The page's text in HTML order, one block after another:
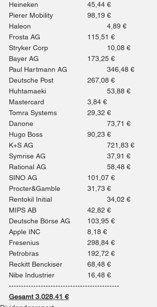
Heineken 			45,44 €
Pierer Mobility 		98,19 €
Haleon 				4,89 €
Frosta AG 			115,51 €
Stryker Corp 			10,08 €
Bayer AG 			173,25 €
Paul Hartmann AG 		346,48 €
Deutsche Post 		267,08 €
Huhtamaeki 			53,88 €
Mastercard 			3,84 €
Tomra Systems 		29,32 €
Danone 				73,71 €
Hugo Boss 			90,23 €
K+S AG 				721,83 €
Symrise AG 			37,91 €
Rational AG 			58,48 €
SINO AG 			101,07 €
Procter&Gamble 		31,73 €
Rentokil Initial 			34,02 €
MIPS AB 			42,82 €
Deutsche Börse AG 	103,95 €
Apple INC 			8,18 €
Fresenius 			298,84 €
Petrobras 			192,72 €
Reckitt Benckiser 		68,48 €
Nibe Industrier 		16,48 €
---------------------------------------------
Gesamt 3.028,41 €